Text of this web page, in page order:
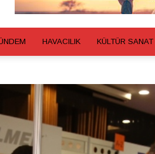
HAVACILIK KÜLTÜR SANAT